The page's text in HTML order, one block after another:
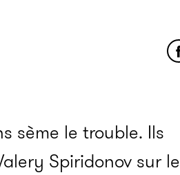
sème le trouble. Ils
Spiridonov sur le